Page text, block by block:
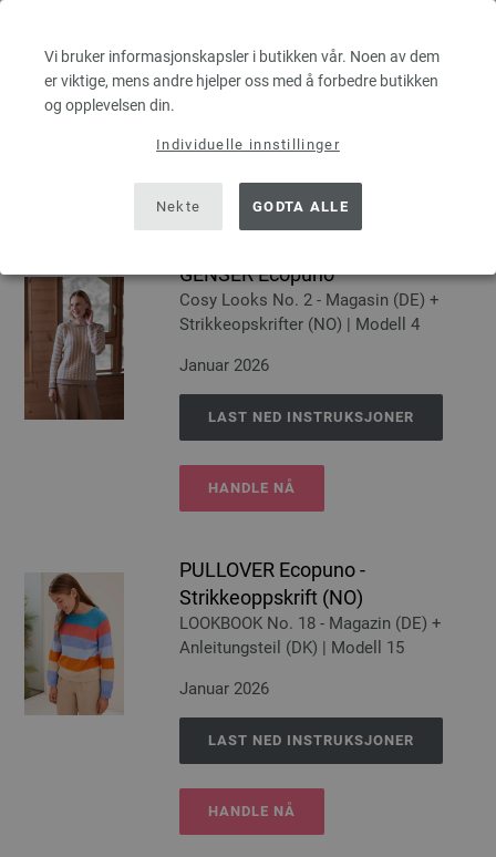
Vi bruker informasjonskapsler i butikken vår. Noen av dem
er viktige, mens andre hjelper oss med å forbedre butikken
og opplevelsen din.
Individuelle innstillinger
Nekte GODTA ALLE
Februar 2026
GENSER Ecopuno
Cosy Looks No. 2 - Magasin (DE) +
Strikkeopskrifter (NO) | Modell 4
Januar 2026
LAST NED INSTRUKSJONER
HANDLE NÅ
PULLOVER Ecopuno -
Strikkeoppskrift (NO)
LOOKBOOK No. 18 - Magazin (DE) +
Anleitungsteil (DK) | Modell 15
Januar 2026
LAST NED INSTRUKSJONER
HANDLE NÅ